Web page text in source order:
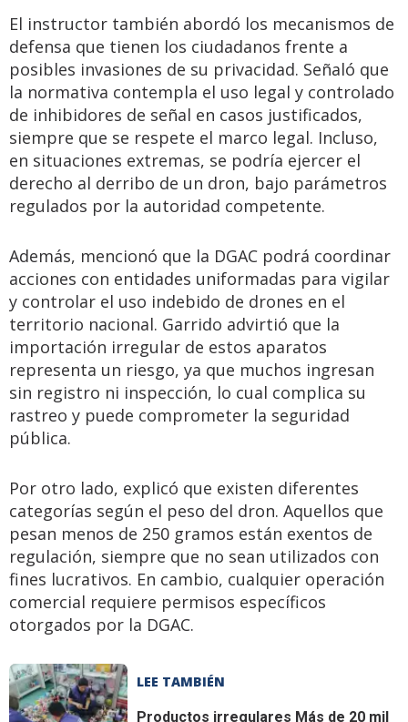
El instructor también abordó los mecanismos de
defensa que tienen los ciudadanos frente a
posibles invasiones de su privacidad. Señaló que
la normativa contempla el uso legal y controlado
de inhibidores de señal en casos justificados,
siempre que se respete el marco legal. Incluso,
en situaciones extremas, se podría ejercer el
derecho al derribo de un dron, bajo parámetros
regulados por la autoridad competente.
Además, mencionó que la DGAC podrá coordinar
acciones con entidades uniformadas para vigilar
y controlar el uso indebido de drones en el
territorio nacional. Garrido advirtió que la
importación irregular de estos aparatos
representa un riesgo, ya que muchos ingresan
sin registro ni inspección, lo cual complica su
rastreo y puede comprometer la seguridad
pública.
Por otro lado, explicó que existen diferentes
categorías según el peso del dron. Aquellos que
pesan menos de 250 gramos están exentos de
regulación, siempre que no sean utilizados con
fines lucrativos. En cambio, cualquier operación
comercial requiere permisos específicos
otorgados por la DGAC.
LEE TAMBIÉN
Productos irregulares Más de 20 mil